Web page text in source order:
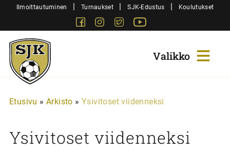
SiirryIlmoittautuminen | Turnaukset | SJK-Edustus | Koulutukset
FacebookInstagram
Twitter
Sjk-
Juniorit
Etusivu » Arkisto » Ysivitoset viidenneksi
Ysivitoset viidenneksi